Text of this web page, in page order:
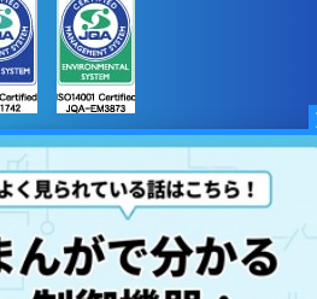
AUTOMATIC CO.LTD
Reserved.